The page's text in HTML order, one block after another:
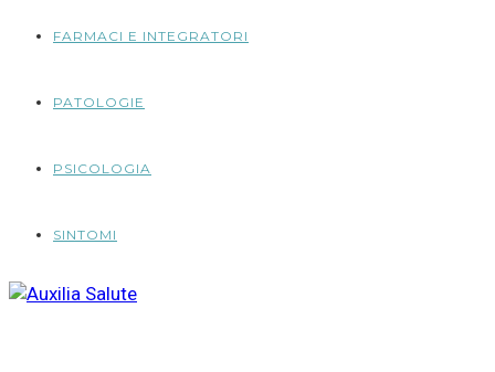
FARMACI E INTEGRATORI
PATOLOGIE
PSICOLOGIA
SINTOMI